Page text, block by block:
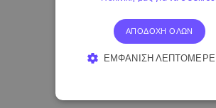
ΑΠΟΔΟΧΉ ΌΛΩΝ
ΕΜΦΆΝΙΣΗ